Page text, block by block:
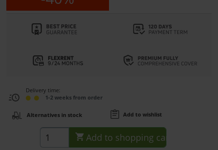
Delivery time:
1-2 weeks from order
Alternatives in stock Add to wishlist
Add to shopping cart